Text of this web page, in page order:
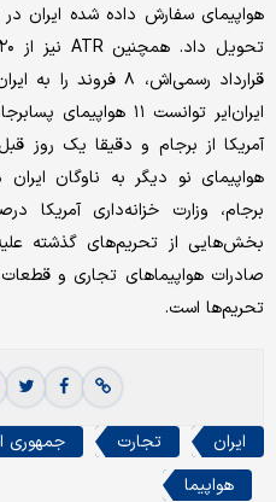
هواپیمای سفارش داده شده ایران در
قرارداد رسمی‌اش، ۸
ایران‌ایر توانست ۱۱
آمریکا از برجام و دقیقا یک روز
هواپیمای نو دیگر به ناوگان
بخش‌هایی از تحریم‌های گذشته علیه
صادرات هواپیماهای تجاری و
تحریم‌ها است.
ایران تجارت جمهوری
هواپیما